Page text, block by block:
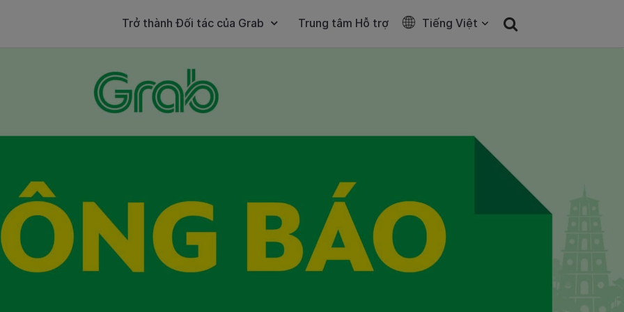
Trở thành Đối tác của Grab Trung tâm Hỗ trợ Tiếng Việt